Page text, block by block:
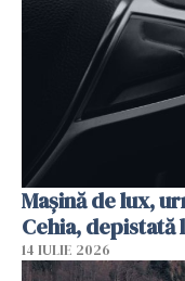
Mașină de lux,
Cehia, depistată
14 IULIE 2026